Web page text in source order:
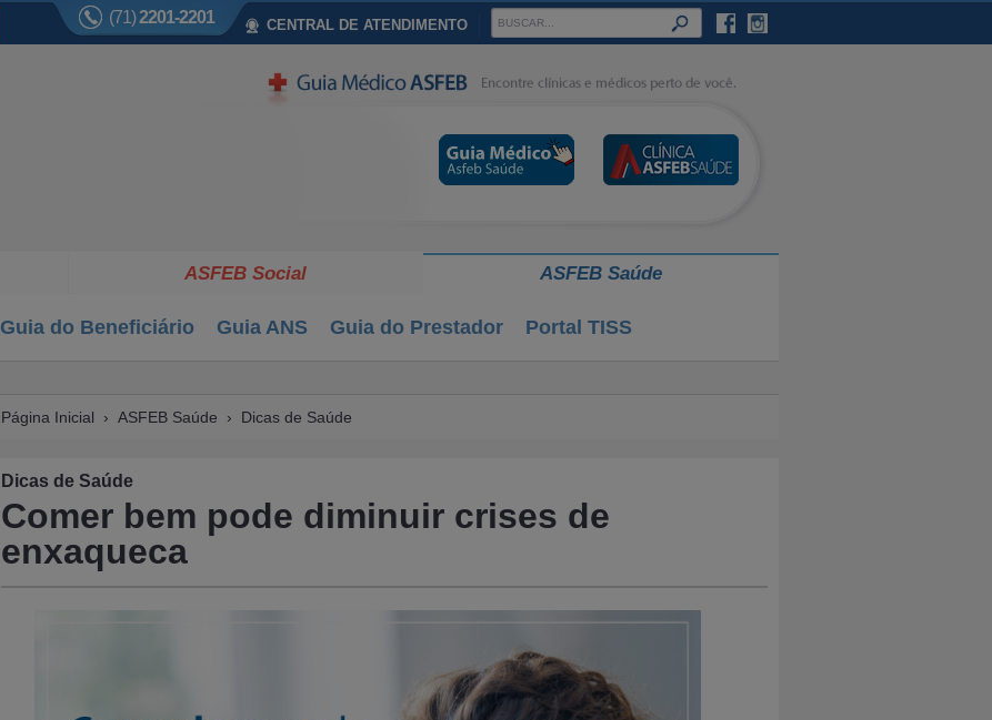
(71)2201-2201 CENTRAL DE ATENDIMENTO
ASFEB Social ASFEB Saúde
Guia do Beneficiário Guia ANS Guia do Prestador Portal TISS
Página Inicial › ASFEB Saúde › Dicas de Saúde
Dicas de Saúde
Comer bem pode diminuir crises de
enxaqueca